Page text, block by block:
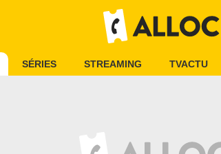
SÉRIES STREAMING TVACTU